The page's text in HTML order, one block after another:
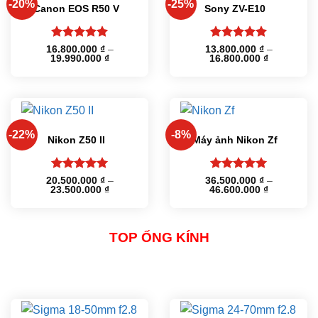
-20%Canon EOS R50 V
Được xếp
hạng55
16.800.000 ₫ –
19.990.000 ₫Khoảng
-25% Sony ZV-E10
Được xếp
hạng55
13.800.000 ₫ –
16.800.000 ₫Khoảng
-22% Nikon Z50 II
Được xếp
hạng55
20.500.000 ₫ –
23.500.000 ₫Khoảng
23.500.000 ₫
-8% Máy ảnh Nikon Zf
Được xếp
hạng55
36.500.000 ₫ –
46.600.000 ₫Khoảng
TOP ỐNG KÍNH